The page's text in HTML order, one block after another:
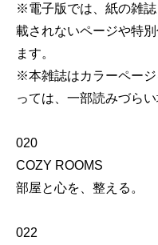
※電子版では、紙の雑
載されないページや特
ます。
※本雑誌はカラーペー
っては、一部読みづら
020
COZY ROOMS
部屋と心を、整える。
022